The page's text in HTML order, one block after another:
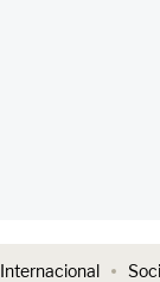
Internacional